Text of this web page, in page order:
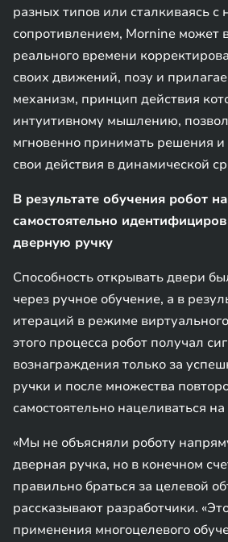
разных типов или сталкиваясь
сопротивлением, Mornine может
реального времени
своих движений, позу и
механизм, принцип действия
интуитивному мышлению,
мгновенно принимать решения и
свои действия в динамической
В результате обучения робот
самостоятельно
дверную ручку
Способность открывать двери
через ручное обучение, а в
итераций в режиме
этого процесса робот получал
вознаграждения только за
ручки и после множества
самостоятельно нацеливаться на
«Мы не объясняли роботу
дверная ручка, но в конечном
правильно браться за целевой
рассказывают разработчики.
применения многоцелевого